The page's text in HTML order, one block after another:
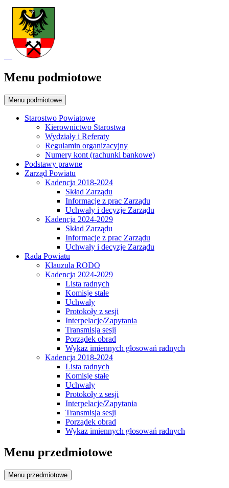
Menu podmiotowe
Menu podmiotowe
Starostwo Powiatowe
Kierownictwo Starostwa
Wydziały i Referaty
Regulamin organizacyjny
Numery kont (rachunki bankowe)
Podstawy prawne
Zarząd Powiatu
Kadencja 2018-2024
Skład Zarządu
Informacje z prac Zarządu
Uchwały i decyzje Zarządu
Kadencja 2024-2029
Skład Zarządu
Informacje z prac Zarządu
Uchwały i decyzje Zarządu
Rada Powiatu
Klauzula RODO
Kadencja 2024-2029
Lista radnych
Komisje stałe
Uchwały
Protokoły z sesji
Interpelacje/Zapytania
Transmisja sesji
Porządek obrad
Wykaz imiennych głosowań radnych
Kadencja 2018-2024
Lista radnych
Komisje stałe
Uchwały
Protokoły z sesji
Interpelacje/Zapytania
Transmisja sesji
Porządek obrad
Wykaz imiennych głosowań radnych
Menu przedmiotowe
Menu przedmiotowe